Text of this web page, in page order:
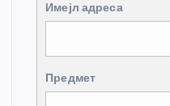
Имејл адреса
Предмет